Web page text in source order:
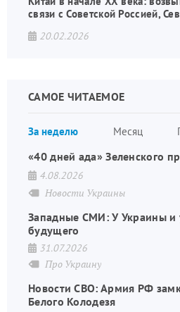
связи с Советской Россией,
20.02.2026
САМОЕ ЧИТАЕМОЕ
За неделю Месяц
«40 дней ада» Зеленского
4.08.2026
Новости Украины
Западные СМИ: У Украины и
будущего
31.07.2026
Про Украину
Новости СВО: Армия РФ
Белого Колодезя